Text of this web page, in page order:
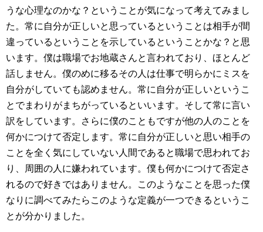
うな心理なのかな？ということが気になって考えてみまし
た。常に自分が正しいと思っているということは相手が間
違っているということを示しているということかな？と思
います。僕は職場でお地蔵さんと言われており、ほとんど
話しません。僕のめに移るその人は仕事で明らかにミスを
自分がしていても認めません。常に自分が正しいというこ
とでまわりがまちがっているといいます。そして常に言い
訳をしています。さらに僕のこともですが他の人のことを
何かにつけて否定します。常に自分が正しいと思い相手の
ことを全く気にしていない人間であると職場で思われてお
り、周囲の人に嫌われています。僕も何かにつけて否定さ
れるので好きではありません。このようなことを思った僕
なりに調べてみたらこのような定義が一つできるというこ
とが分かりました。